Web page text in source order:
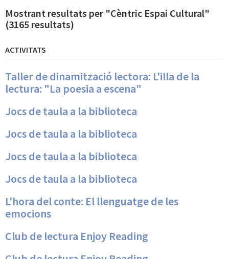
Mostrant resultats per "Cèntric Espai Cultural"
(3165 resultats)
ACTIVITATS
Taller de dinamització lectora: L'illa de la
lectura: "La poesia a escena"
Jocs de taula a la biblioteca
Jocs de taula a la biblioteca
Jocs de taula a la biblioteca
Jocs de taula a la biblioteca
L'hora del conte: El llenguatge de les
emocions
Club de lectura Enjoy Reading